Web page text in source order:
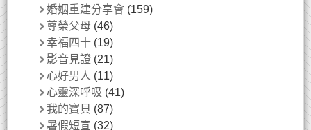
婚姻重建分享會 (159)
尊榮父母 (46)
幸福四十 (19)
影音見證 (21)
心好男人 (11)
心靈深呼吸 (41)
我的寶貝 (87)
暑假短宣 (32)